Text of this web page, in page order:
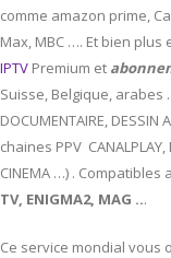
comme amazon prime,
Max, MBC …. Et bien
IPTV Premium et
Suisse, Belgique, arabes
DOCUMENTAIRE,
chaines PPV CANALPLAY,
CINEMA …) . Compatibles
TV, ENIGMA2, MAG ...
Ce service mondial vous